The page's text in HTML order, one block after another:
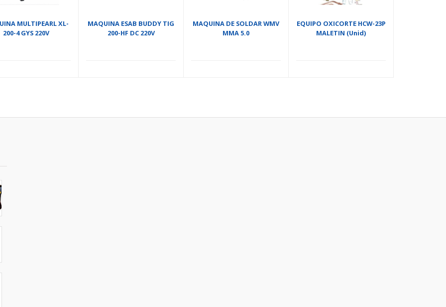
MULTIPEARL XL-
200-4 GYS 220V
MAQUINA ESAB BUDDY TIG
200-HF DC 220V
MAQUINA DE SOLDAR WMV
MMA 5.0
EQUIPO OXICORTE HCW-23P
MALETIN (Unid)